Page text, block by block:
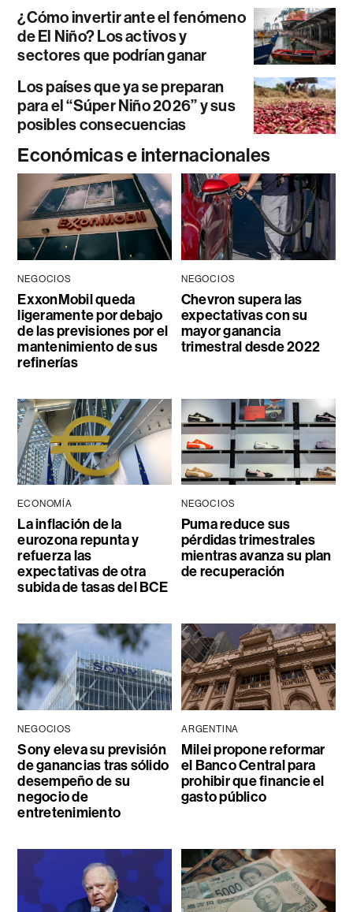
¿Cómo invertir ante el fenómeno
de El Niño? Los activos y
sectores que podrían ganar
Los países que ya se preparan
para el “Súper Niño 2026” y sus
posibles consecuencias
Económicas e internacionales
NEGOCIOS
ExxonMobil queda
ligeramente por debajo
de las previsiones por el
mantenimiento de sus
refinerías
NEGOCIOS
Chevron supera las
expectativas con su
mayor ganancia
trimestral desde 2022
ECONOMÍA
La inflación de la
eurozona repunta y
refuerza las
expectativas de otra
subida de tasas del BCE
NEGOCIOS
Puma reduce sus
pérdidas trimestrales
mientras avanza su plan
de recuperación
NEGOCIOS
Sony eleva su previsión
de ganancias tras sólido
desempeño de su
negocio de
entretenimiento
ARGENTINA
Milei propone reformar
el Banco Central para
prohibir que financie el
gasto público